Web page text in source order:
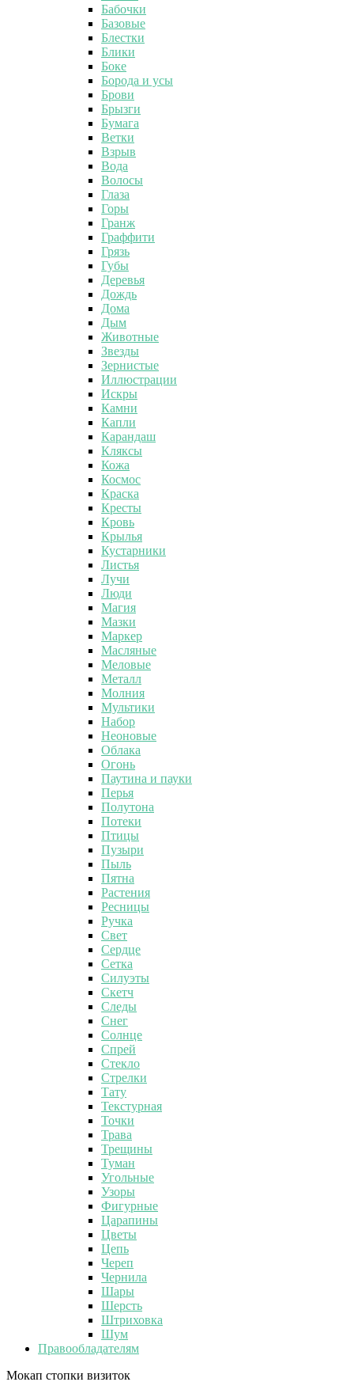
Бабочки
Базовые
Блестки
Блики
Боке
Борода и усы
Брови
Брызги
Бумага
Ветки
Взрыв
Вода
Волосы
Глаза
Горы
Гранж
Граффити
Грязь
Губы
Деревья
Дождь
Дома
Дым
Животные
Звезды
Зернистые
Иллюстрации
Искры
Камни
Капли
Карандаш
Кляксы
Кожа
Космос
Краска
Кресты
Кровь
Крылья
Кустарники
Листья
Лучи
Люди
Магия
Мазки
Маркер
Масляные
Меловые
Металл
Молния
Мультики
Набор
Неоновые
Облака
Огонь
Паутина и пауки
Перья
Полутона
Потеки
Птицы
Пузыри
Пыль
Пятна
Растения
Ресницы
Ручка
Свет
Сердце
Сетка
Силуэты
Скетч
Следы
Снег
Солнце
Спрей
Стекло
Стрелки
Тату
Текстурная
Точки
Трава
Трещины
Туман
Угольные
Узоры
Фигурные
Царапины
Цветы
Цепь
Череп
Чернила
Шары
Шерсть
Штриховка
Шум
Правообладателям
Мокап стопки визиток